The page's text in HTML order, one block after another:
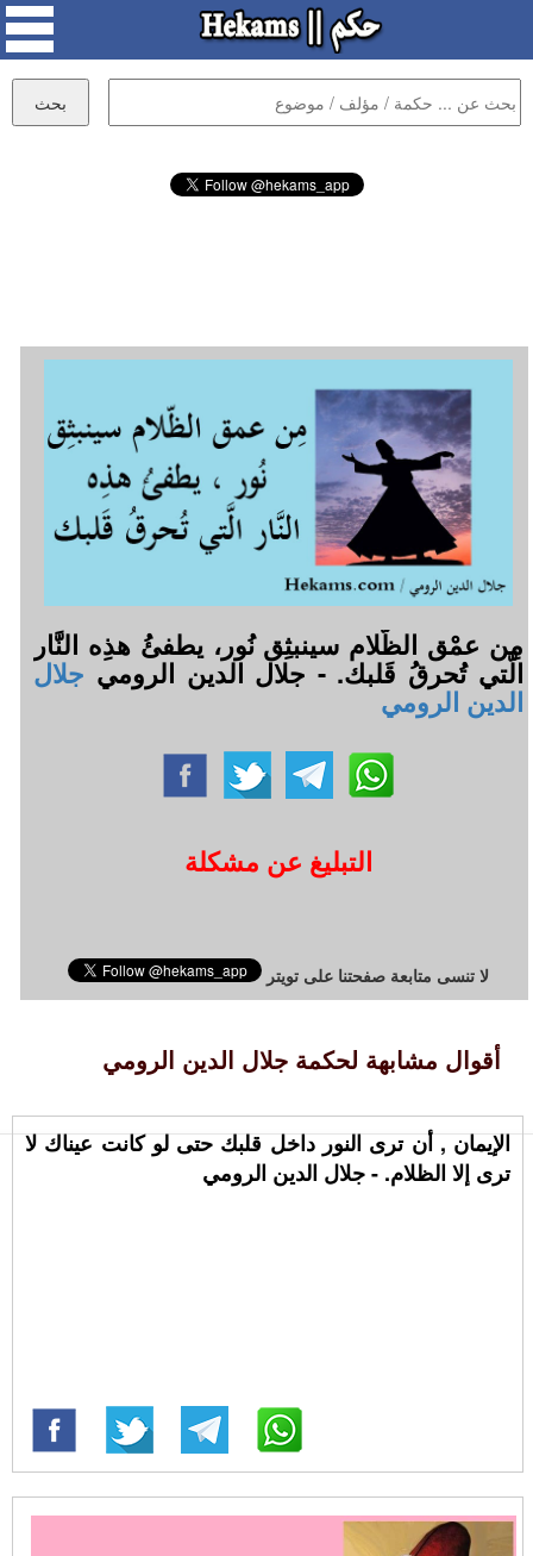
مِن عمْق الظّلام سينبثِق نُور، يطفئُ هذِه النَّار
الَّتي تُحرقُ قَلبك. - جلال الدين الرومي جلال
الدين الرومي
التبليغ عن مشكلة
لا تنسى متابعة صفحتنا على تويتر
أقوال مشابهة لحكمة جلال الدين الرومي
الإيمان , أن ترى النور داخل قلبك حتى لو كانت عيناك لا
ترى إلا الظلام. - جلال الدين الرومي